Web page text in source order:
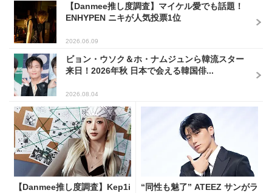
【Danmee推し度調査】マイケル愛でも話題！
ENHYPEN ニキが人気投票1位
2026.06.09
ビョン・ウソク＆ホ・ナムジュンら韓流スター
来日！2026年秋 日本で会える韓国俳...
2026.08.04
【Danmee推し度調査】Kep1i
“同性も魅了” ATEEZ サンがラ